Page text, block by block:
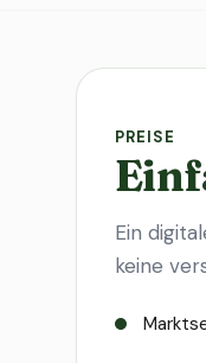
PREISE
Ein
keine